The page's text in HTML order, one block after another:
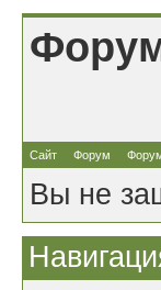
Сайт Форум
Вы не